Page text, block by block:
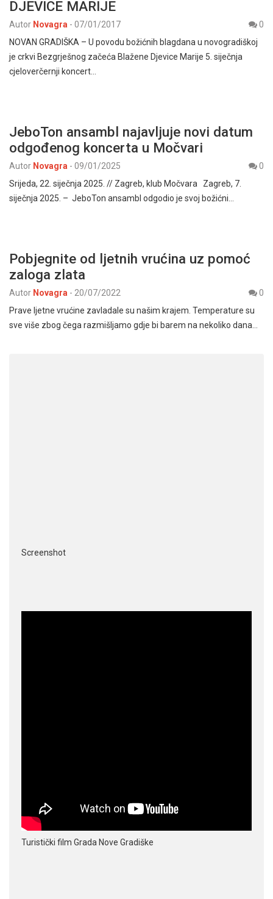
DJEVICE MARIJE
Autor Novagra - 07/01/2017
0
NOVAN GRADIŠKA – U povodu božićnih blagdana u novogradiškoj
je crkvi Bezgrješnog začeća Blažene Djevice Marije 5. siječnja
cjeloverčernji koncert…
JeboTon ansambl najavljuje novi datum
odgođenog koncerta u Močvari
Autor Novagra - 09/01/2025
0
Srijeda, 22. siječnja 2025. // Zagreb, klub Močvara Zagreb, 7.
siječnja 2025. – JeboTon ansambl odgodio je svoj božićni…
Pobjegnite od ljetnih vrućina uz pomoć
zaloga zlata
Autor Novagra - 20/07/2022
0
Prave ljetne vrućine zavladale su našim krajem. Temperature su
sve više zbog čega razmišljamo gdje bi barem na nekoliko dana…
Screenshot
Turistički film Grada Nove Gradiške